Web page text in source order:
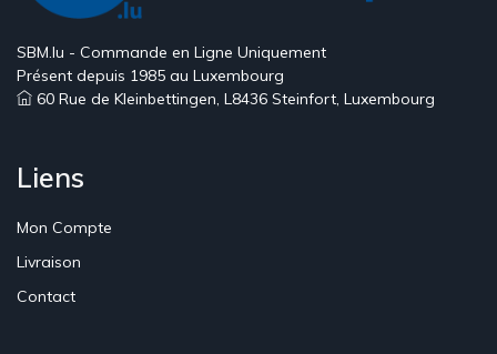
SBM.lu - Commande en Ligne Uniquement
Présent depuis 1985 au Luxembourg
60 Rue de Kleinbettingen, L8436 Steinfort, Luxembourg
Liens
Mon Compte
Livraison
Contact